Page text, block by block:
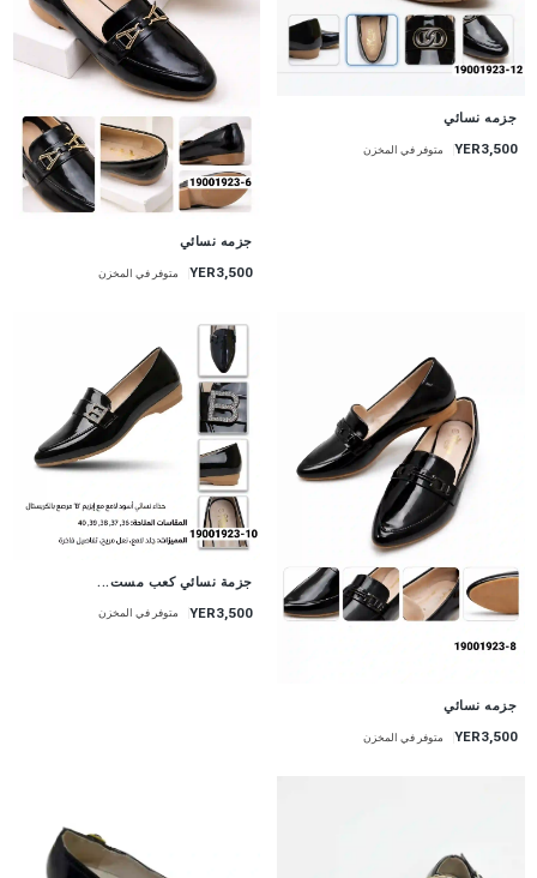
جزمه نسائي
YER3,500 متوفر في المخزن
جزمه نسائي
YER3,500 متوفر في المخزن
جزمه نسائي
YER3,500 متوفر في المخزن
جزمة نسائي كعب مست...
YER3,500 متوفر في المخزن